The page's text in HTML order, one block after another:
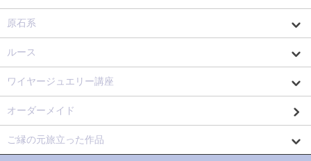
原石系
ルース
ワイヤージュエリー講座
オーダーメイド
ご縁の元旅立った作品